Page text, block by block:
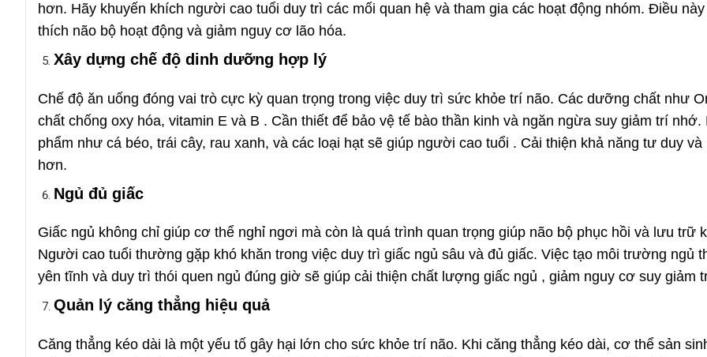
hơn. Hãy khuyến khích người cao tuổi duy trì các mối quan hệ và tham gia các hoạt động nhóm. Điều
thích não bộ hoạt động và giảm nguy cơ lão hóa.
Xây dựng chế độ dinh dưỡng hợp lý
Chế độ ăn uống đóng vai trò cực kỳ quan trọng trong việc duy trì sức khỏe trí não. Các dưỡng chất như
chất chống oxy hóa, vitamin E và B . Cần thiết để bảo vệ tế bào thần kinh và ngăn ngừa suy giảm trí
phẩm như cá béo, trái cây, rau xanh, và các loại hạt sẽ giúp người cao tuổi . Cải thiện khả năng tư duy và
hơn.
Ngủ đủ giấc
Giấc ngủ không chỉ giúp cơ thể nghỉ ngơi mà còn là quá trình quan trọng giúp não bộ phục hồi và lưu trữ
Người cao tuổi thường gặp khó khăn trong việc duy trì giấc ngủ sâu và đủ giấc. Việc tạo môi trường ngủ
yên tĩnh và duy trì thói quen ngủ đúng giờ sẽ giúp cải thiện chất lượng giấc ngủ , giảm nguy cơ suy giảm
Quản lý căng thẳng hiệu quả
Căng thẳng kéo dài là một yếu tố gây hại lớn cho sức khỏe trí não. Khi căng thẳng kéo dài, cơ thể sản